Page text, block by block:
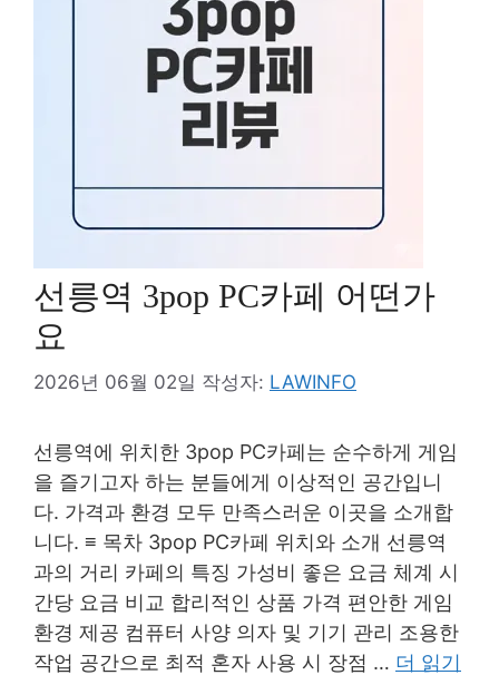
선릉역 3pop PC카페 어떤가
요
2026년 06월 02일 작성자: LAWINFO
선릉역에 위치한 3pop PC카페는 순수하게 게임
을 즐기고자 하는 분들에게 이상적인 공간입니
다. 가격과 환경 모두 만족스러운 이곳을 소개합
니다. ≡ 목차 3pop PC카페 위치와 소개 선릉역
과의 거리 카페의 특징 가성비 좋은 요금 체계 시
간당 요금 비교 합리적인 상품 가격 편안한 게임
환경 제공 컴퓨터 사양 의자 및 기기 관리 조용한
작업 공간으로 최적 혼자 사용 시 장점 … 더 읽기